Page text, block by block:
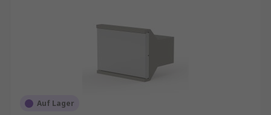
Auf Lager